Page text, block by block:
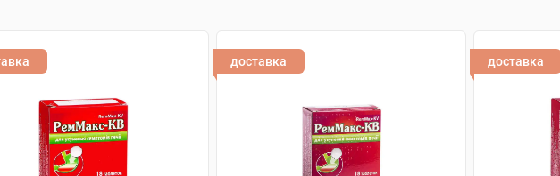
доставка доставка